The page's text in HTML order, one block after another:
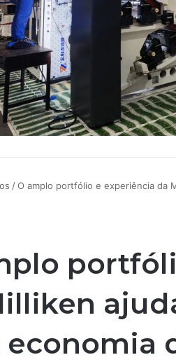
/O amplo portfólio e experiência da
economia